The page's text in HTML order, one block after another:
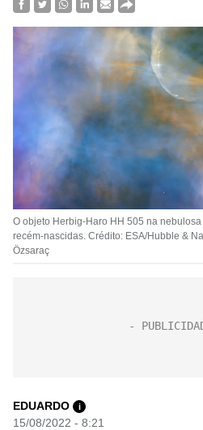
O objeto Herbig-Haro HH 505 na
recém-nascidas. Crédito: ESA/Hubble &
Özsaraç
EDUARDO i
15/08/2022 - 8:21